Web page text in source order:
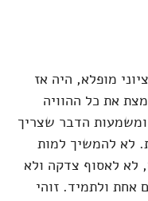
מופלא, היה אז
את כל ההוויה
הדבר שצריך
לא להמשיך למות
לאסוף צדקה ולא
ולתמיד. זוהי